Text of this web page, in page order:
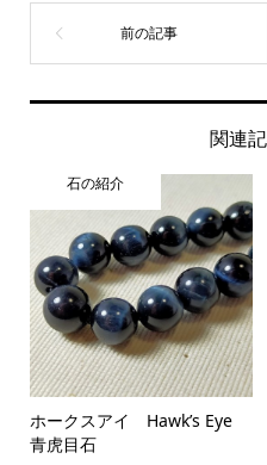
関連
石の紹介
ホークスアイ Hawk’s Eye
青虎目石